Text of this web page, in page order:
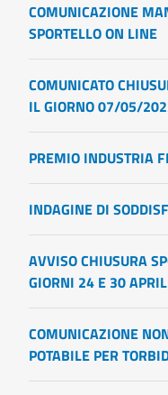
COMUNICAZIONE
SPORTELLO ON LINE
COMUNICATO
IL GIORNO 07/05/
PREMIO INDUSTRIA
INDAGINE DI
AVVISO CHIUSURA
GIORNI 24 E 30
COMUNICAZIONE
POTABILE PER